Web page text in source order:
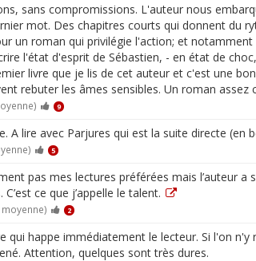
sans compromissions. L'auteur nous
mot. Des chapitres courts qui donnent du
un roman qui privilégie l'action; et
l'état d'esprit de Sébastien, - en état de
livre que je lis de cet auteur et c'est une
rebuter les âmes sensibles. Un roman assez
9
A lire avec Parjures qui est la suite directe (en
5
pas mes lectures préférées mais l’auteur a
ce que j’appelle le talent.
2
happe immédiatement le lecteur. Si l'on
Attention, quelques sont très dures.